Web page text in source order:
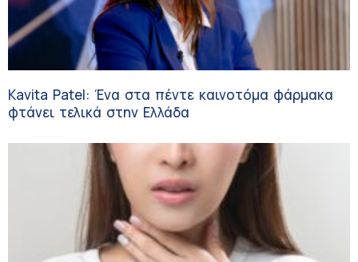
Kavita Patel: Ένα στα πέντε καινοτόμα φάρμακα
φτάνει τελικά στην Ελλάδα